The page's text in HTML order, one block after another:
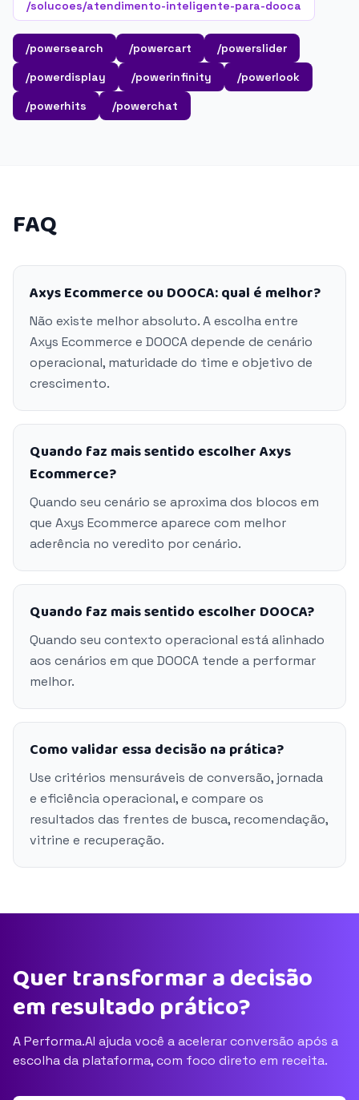
/solucoes/atendimento-inteligente-para-dooca
/powersearch /powercart
/powerslider
/powerdisplay
/powerinfinity
/powerlook
/powerhits
/powerchat
FAQ
Axys Ecommerce ou DOOCA: qual é melhor?
Não existe melhor absoluto. A escolha entre
Axys Ecommerce e DOOCA depende de cenário
operacional, maturidade do time e objetivo de
crescimento.
Quando faz mais sentido escolher Axys
Ecommerce?
Quando seu cenário se aproxima dos blocos em
que Axys Ecommerce aparece com melhor
aderência no veredito por cenário.
Quando faz mais sentido escolher DOOCA?
Quando seu contexto operacional está alinhado
aos cenários em que DOOCA tende a performar
melhor.
Como validar essa decisão na prática?
Use critérios mensuráveis de conversão, jornada
e eficiência operacional, e compare os
resultados das frentes de busca, recomendação,
vitrine e recuperação.
Quer transformar a decisão
em resultado prático?
A Performa.AI ajuda você a acelerar conversão após a
escolha da plataforma, com foco direto em receita.